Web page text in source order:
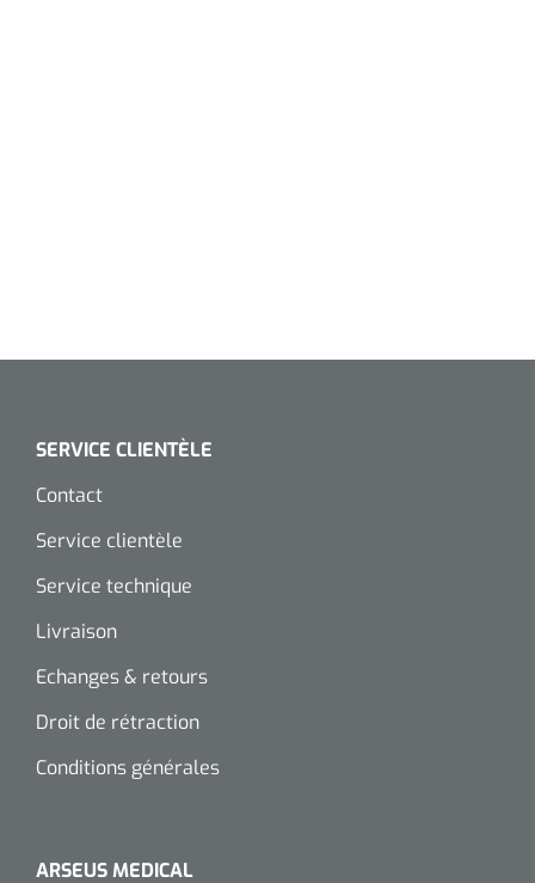
SERVICE CLIENTÈLE
Contact
Service clientèle
Service technique
Livraison
Echanges & retours
Droit de rétraction
Conditions générales
ARSEUS MEDICAL